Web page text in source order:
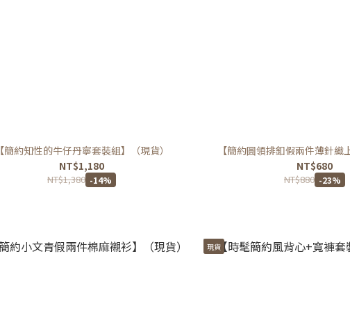
【簡約知性的牛仔丹寧套裝組】（現貨）
NT$1,180
NT$1,380 -14%
【簡約圓領排釦假兩件薄針織
NT$680
NT$880 -23%
現貨